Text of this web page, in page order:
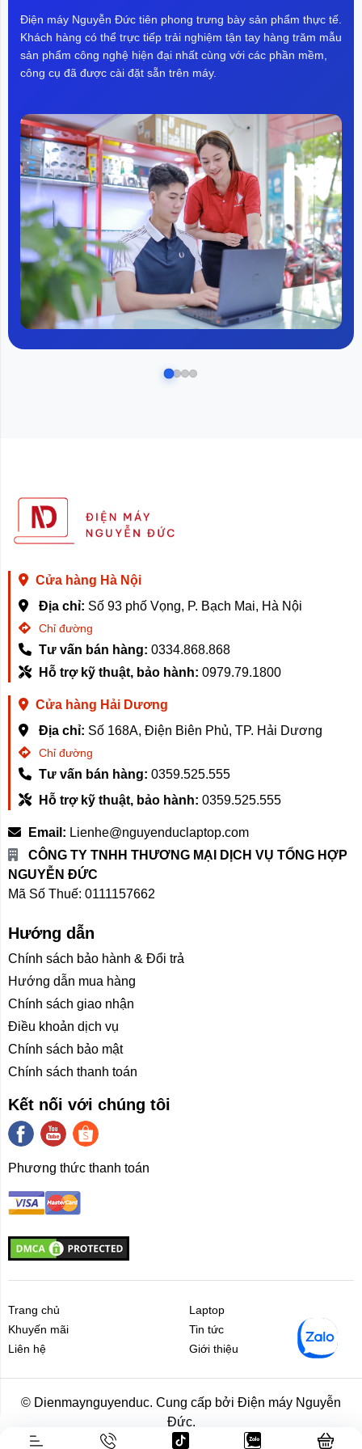
Điện máy Nguyễn Đức tiên phong trưng bày sản phẩm thực tế.
Khách hàng có thể trực tiếp trải nghiệm tận tay hàng trăm mẫu
sản phẩm công nghệ hiện đại nhất cùng với các phần mềm,
công cụ đã được cài đặt sẵn trên máy.
Cửa hàng Hà Nội
Địa chỉ: Số 93 phố Vọng, P. Bạch Mai, Hà Nội
Chỉ đường
Tư vấn bán hàng: 0334.868.868
Hỗ trợ kỹ thuật, bảo hành: 0979.79.1800
Cửa hàng Hải Dương
Địa chỉ: Số 168A, Điện Biên Phủ, TP. Hải Dương
Chỉ đường
Tư vấn bán hàng: 0359.525.555
Hỗ trợ kỹ thuật, bảo hành: 0359.525.555
Email: Lienhe@nguyenduclaptop.com
CÔNG TY TNHH THƯƠNG MẠI DỊCH VỤ TỔNG HỢP
NGUYỄN ĐỨC
Mã Số Thuế: 0111157662
Hướng dẫn
Chính sách bảo hành & Đổi trả
Hướng dẫn mua hàng
Chính sách giao nhận
Điều khoản dịch vụ
Chính sách bảo mật
Chính sách thanh toán
Kết nối với chúng tôi
Phương thức thanh toán
Trang chủ
Laptop
Khuyến mãi
Tin tức
Liên hệ
Giới thiệu
© Dienmaynguyenduc. Cung cấp bởi Điện máy Nguyễn
Đức.